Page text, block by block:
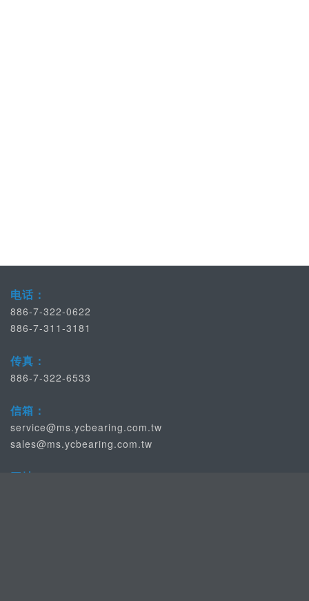
电话：
886-7-322-0622
886-7-311-3181
传真：
886-7-322-6533
信箱：
service@ms.ycbearing.com.tw
sales@ms.ycbearing.com.tw
网址：